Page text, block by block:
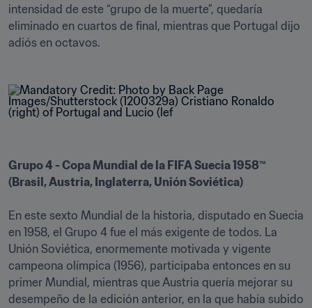
intensidad de este “grupo de la muerte”, quedaría
eliminado en cuartos de final, mientras que Portugal dijo
adiós en octavos.
Grupo 4 - Copa Mundial de la FIFA Suecia 1958™
(Brasil, Austria, Inglaterra, Unión Soviética)
En este sexto Mundial de la historia, disputado en Suecia
en 1958, el Grupo 4 fue el más exigente de todos. La
Unión Soviética, enormemente motivada y vigente
campeona olímpica (1956), participaba entonces en su
primer Mundial, mientras que Austria quería mejorar su
desempeño de la edición anterior, en la que había subido